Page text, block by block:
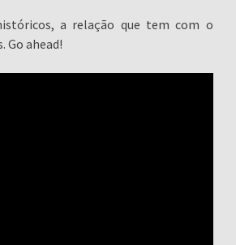
a relação que tem com o
Go ahead!